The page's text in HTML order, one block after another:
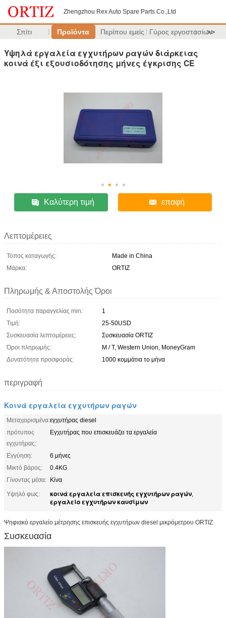
Zhengzhou Rex Auto Spare Parts Co.,Ltd
Σπίτι Προϊόντα Περίπου εμείς Γύρος εργοστασίων
>>
Υψηλά εργαλεία εγχυτήρων ραγών διάρκειας
κοινά έξι εξουσιοδότησης μήνες έγκρισης CE
Καλύτερη τιμή επαφή
Λεπτομέρειες
Τόπος καταγωγής:
Made in China
Μάρκα:
ORTIZ
Πληρωμής & Αποστολής Όροι
Ποσότητα παραγγελίας min:
1
Τιμή:
25-50USD
Συσκευασία λεπτομέρειες:
Συσκευασία ORTIZ
Όροι πληρωμής:
Μ / Τ, Western Union, MoneyGram
Δυνατότητα προσφοράς:
1000 κομμάτια το μήνα
περιγραφή
Κοινά εργαλεία εγχυτήρων ραγών
Μεταχειρισμένα:εγχυτήρας diesel
πρότυπος
εγχυτήρας:
Εγχυτήρας που επισκευάζει τα εργαλεία
Εγγύηση:
6 μήνες
Μικτό βάρος:
0.4KG
Γίνοντας μέσα: Κίνα
Υψηλό φως:
κοινά εργαλεία επισκευής εγχυτήρων ραγών,
εργαλείο εγχυτήρων καυσίμων
Ψηφιακό εργαλείο μέτρησης επισκευής εγχυτήρων diesel μικρόμετρου ORTIZ
Συσκευασία